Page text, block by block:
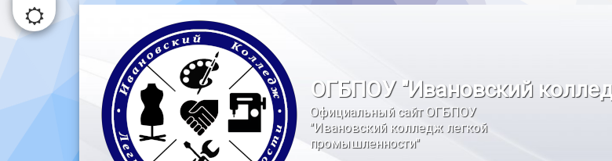
Перейти
содержимому
ОГБПОУ "Ивановский
Официальный сайт ОГБПОУ
"Ивановский колледж легкой
промышленности"